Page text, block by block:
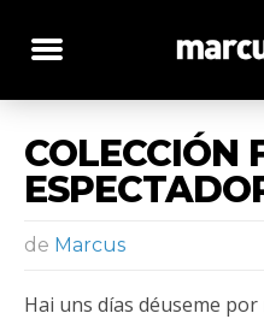
COLECCIÓN
de Marcus
Hai uns días déuseme